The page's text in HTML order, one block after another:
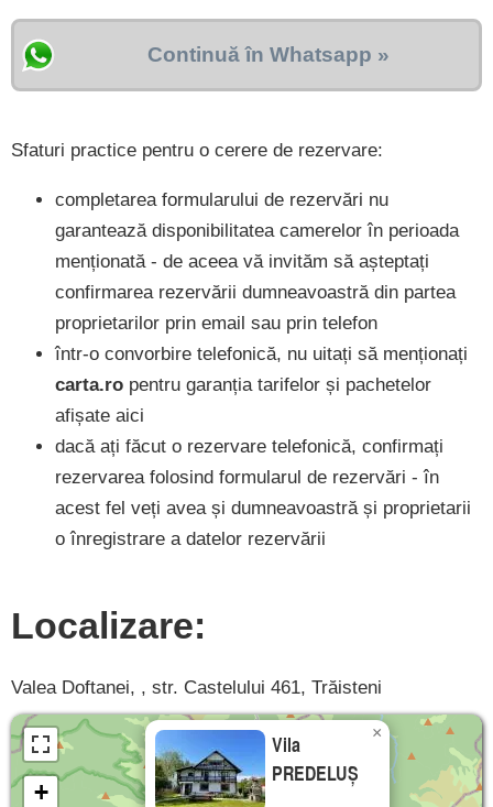
Continuă în Whatsapp »
Sfaturi practice pentru o cerere de rezervare:
completarea formularului de rezervări nu
garantează disponibilitatea camerelor în perioada
menționată - de aceea vă invităm să așteptați
confirmarea rezervării dumneavoastră din partea
proprietarilor prin email sau prin telefon
într-o convorbire telefonică, nu uitați să menționați
carta.ro pentru garanția tarifelor și pachetelor
afișate aici
dacă ați făcut o rezervare telefonică, confirmați
rezervarea folosind formularul de rezervări - în
acest fel veți avea și dumneavoastră și proprietarii
o înregistrare a datelor rezervării
Localizare:
Valea Doftanei, , str. Castelului 461, Trăisteni
Vila
PREDELUȘ
×
+